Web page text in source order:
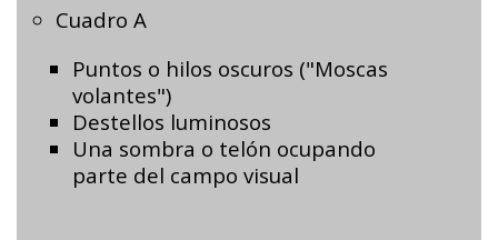
Cuadro A
Puntos o hilos oscuros ("Moscas
volantes")
Destellos luminosos
Una sombra o telón ocupando
parte del campo visual